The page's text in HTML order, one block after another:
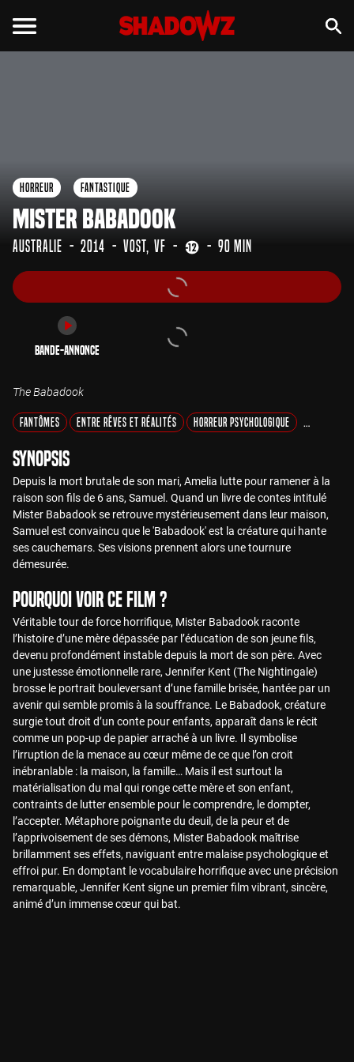
Horreur Fantastique
Mister Babadook
Australie 2014 VOST VF 90 min
Bande-annonce
The Babadook
Fantômes Entre Rêves et Réalités Horreur Psychologique Culte et
Synopsis
Depuis la mort brutale de son mari, Amelia lutte pour ramener à la
raison son fils de 6 ans, Samuel. Quand un livre de contes intitulé
Mister Babadook se retrouve mystérieusement dans leur maison,
Samuel est convaincu que le 'Babadook' est la créature qui hante
ses cauchemars. Ses visions prennent alors une tournure
démesurée.
Pourquoi voir ce film ?
Véritable tour de force horrifique, Mister Babadook raconte
l’histoire d’une mère dépassée par l’éducation de son jeune fils,
devenu profondément instable depuis la mort de son père. Avec
une justesse émotionnelle rare, Jennifer Kent (The Nightingale)
brosse le portrait bouleversant d’une famille brisée, hantée par un
avenir qui semble promis à la souffrance. Le Babadook, créature
surgie tout droit d’un conte pour enfants, apparaît dans le récit
comme un pop-up de papier arraché à un livre. Il symbolise
l’irruption de la menace au cœur même de ce que l’on croit
inébranlable : la maison, la famille… Mais il est surtout la
matérialisation du mal qui ronge cette mère et son enfant,
contraints de lutter ensemble pour le comprendre, le dompter,
l’accepter. Métaphore poignante du deuil, de la peur et de
l’apprivoisement de ses démons, Mister Babadook maîtrise
brillamment ses effets, naviguant entre malaise psychologique et
effroi pur. En domptant le vocabulaire horrifique avec une précision
remarquable, Jennifer Kent signe un premier film vibrant, sincère,
animé d’un immense cœur qui bat.